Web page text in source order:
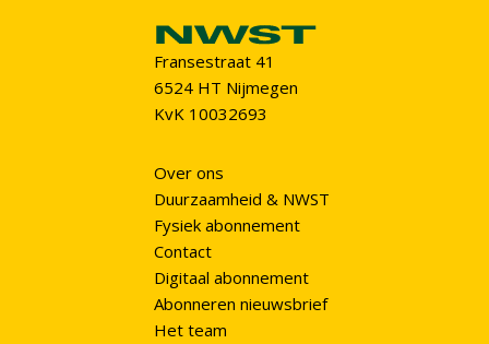
Fransestraat 41
6524 HT Nijmegen
KvK 10032693
Over ons
Duurzaamheid & NWST
Fysiek abonnement
Contact
Digitaal abonnement
Abonneren nieuwsbrief
Het team